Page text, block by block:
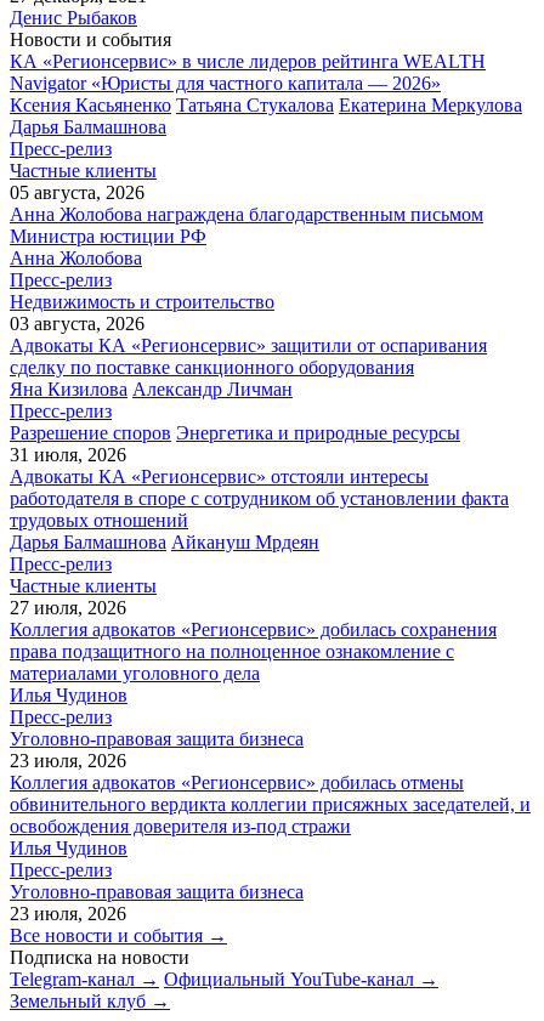
Денис Рыбаков
Новости и события
КА «Регионсервис» в числе лидеров рейтинга WEALTH
Navigator «Юристы для частного капитала — 2026»
Ксения Касьяненко Татьяна Стукалова Екатерина Меркулова
Дарья Балмашнова
Пресс-релиз
Частные клиенты
05 августа, 2026
Анна Жолобова награждена благодарственным письмом
Министра юстиции РФ
Анна Жолобова
Пресс-релиз
Недвижимость и строительство
03 августа, 2026
Адвокаты КА «Регионсервис» защитили от оспаривания
сделку по поставке санкционного оборудования
Яна Кизилова Александр Личман
Пресс-релиз
Разрешение споров Энергетика и природные ресурсы
31 июля, 2026
Адвокаты КА «Регионсервис» отстояли интересы
работодателя в споре с сотрудником об установлении факта
трудовых отношений
Дарья Балмашнова Айкануш Мрдеян
Пресс-релиз
Частные клиенты
27 июля, 2026
Коллегия адвокатов «Регионсервис» добилась сохранения
права подзащитного на полноценное ознакомление с
материалами уголовного дела
Илья Чудинов
Пресс-релиз
Уголовно-правовая защита бизнеса
23 июля, 2026
Коллегия адвокатов «Регионсервис» добилась отмены
обвинительного вердикта коллегии присяжных заседателей, и
освобождения доверителя из-под стражи
Илья Чудинов
Пресс-релиз
Уголовно-правовая защита бизнеса
23 июля, 2026
Все новости и события →
Подписка на новости
Telegram-канал → Официальный YouTube-канал →
Земельный клуб →